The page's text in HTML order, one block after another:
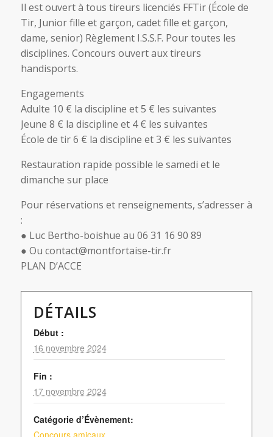
Il est ouvert à tous tireurs licenciés FFTir (École de
Tir, Junior fille et garçon, cadet fille et garçon,
dame, senior) Règlement I.S.S.F. Pour toutes les
disciplines. Concours ouvert aux tireurs
handisports.
Engagements
Adulte 10 € la discipline et 5 € les suivantes
Jeune 8 € la discipline et 4 € les suivantes
École de tir 6 € la discipline et 3 € les suivantes
Restauration rapide possible le samedi et le
dimanche sur place
Pour réservations et renseignements, s’adresser à
:
● Luc Bertho-boishue au 06 31 16 90 89
● Ou contact@montfortaise-tir.fr
PLAN D’ACCE
DÉTAILS
Début :
16 novembre 2024
Fin :
17 novembre 2024
Catégorie d’Évènement:
Concours amicaux